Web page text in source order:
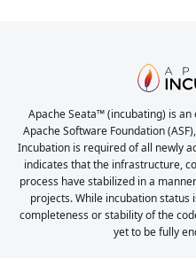
Apache Seata™ (incubating) is
Apache Software Foundation
Incubation is required of all newly
indicates that the infrastructure,
process have stabilized in a
projects. While incubation
completeness or stability of the
yet to be fully